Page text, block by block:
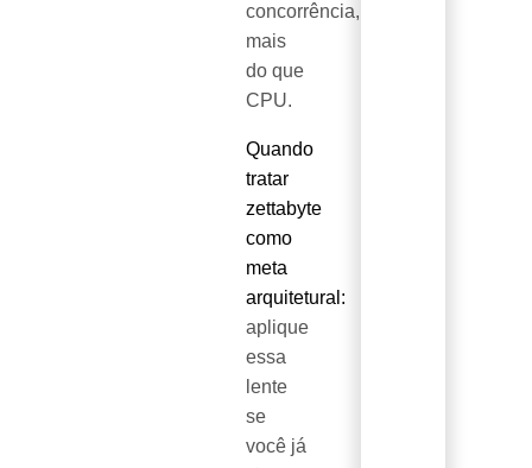
concorrência,
mais
do que
CPU.
Quando
tratar
zettabyte
como
meta
arquitetural:
aplique
essa
lente
se
você já